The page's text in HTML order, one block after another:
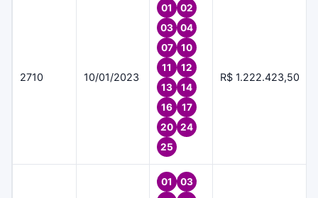
2710 10/01/2023
01
02
03
04
07
10
11
12
13
14
16
17
20
24
25
R$ 1.222.423,50
01
03